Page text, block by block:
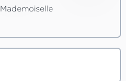
Mademoiselle